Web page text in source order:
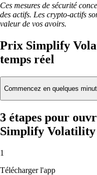
Ces mesures de sécurité
des actifs. Les crypto-actifs
valeur de vos avoirs.
Prix Simplify
temps réel
Commencez en quelques
3 étapes pour
Simplify
1
Télécharger l'app